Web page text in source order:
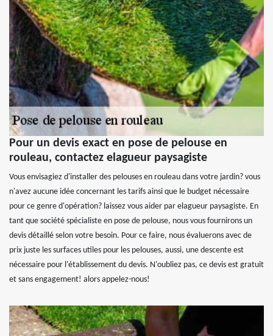
Pour un devis exact en pose de pelouse en
rouleau, contactez elagueur paysagiste
Vous envisagiez d'installer des pelouses en rouleau dans votre jardin? vous
n'avez aucune idée concernant les tarifs ainsi que le budget nécessaire
pour ce genre d'opération? laissez vous aider par elagueur paysagiste. En
tant que société spécialiste en pose de pelouse, nous vous fournirons un
devis détaillé selon votre besoin. Pour ce faire, nous évaluerons avec de
prix juste les surfaces utiles pour les pelouses, aussi, une descente est
nécessaire pour l'établissement du devis. N'oubliez pas, ce devis est gratuit
et sans engagement! alors appelez-nous!